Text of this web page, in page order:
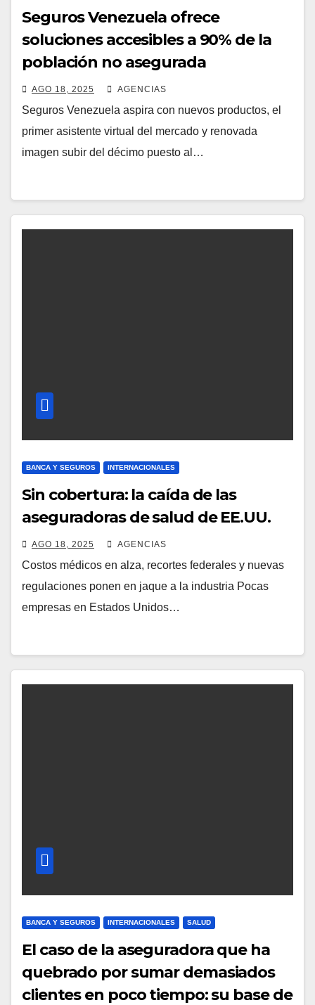
Seguros Venezuela ofrece
soluciones accesibles a 90% de la
población no asegurada
AGO 18, 2025 AGENCIAS
Seguros Venezuela aspira con nuevos productos, el
primer asistente virtual del mercado y renovada
imagen subir del décimo puesto al…
BANCA Y SEGUROS INTERNACIONALES
Sin cobertura: la caída de las
aseguradoras de salud de EE.UU.
AGO 18, 2025 AGENCIAS
Costos médicos en alza, recortes federales y nuevas
regulaciones ponen en jaque a la industria Pocas
empresas en Estados Unidos…
BANCA Y SEGUROS INTERNACIONALES SALUD
El caso de la aseguradora que ha
quebrado por sumar demasiados
clientes en poco tiempo: su base de